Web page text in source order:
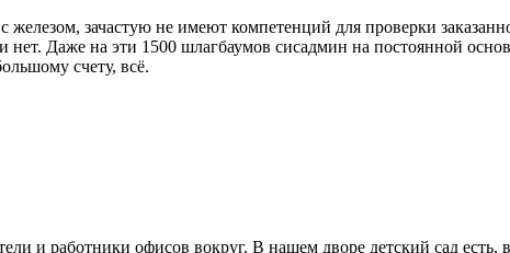
зачастую не имеют компетенций для проверки
нет. Даже на эти 1500 шлагбаумов сисадмин на постоянной
счету, всё.
и работники офисов вокруг. В нашем дворе детский сад